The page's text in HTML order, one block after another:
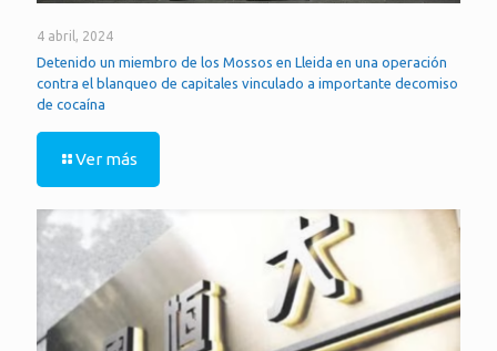
4 abril, 2024
Detenido un miembro de los Mossos en Lleida en una operación
contra el blanqueo de capitales vinculado a importante decomiso
de cocaína
Ver más